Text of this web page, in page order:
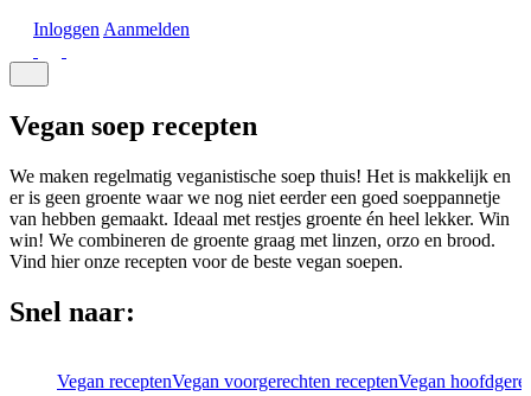
Inloggen Aanmelden
Vegan soep recepten
We maken regelmatig veganistische soep thuis! Het is makkelijk en
er is geen groente waar we nog niet eerder een goed soeppannetje
van hebben gemaakt. Ideaal met restjes groente én heel lekker. Win
win! We combineren de groente graag met linzen, orzo en brood.
Vind hier onze recepten voor de beste vegan soepen.
Snel naar:
Vegan receptenVegan voorgerechten receptenVegan